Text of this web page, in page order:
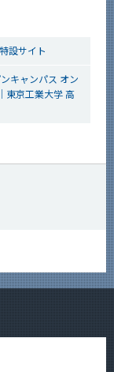
設サイト
キャンパス オン
東京工業大学 高